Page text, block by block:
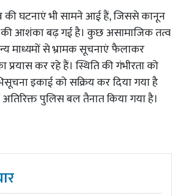
की घटनाएं भी सामने आई हैं, जिससे कानून
की आशंका बढ़ गई है। कुछ असामाजिक तत्व
माध्यमों से भ्रामक सूचनाएं फैलाकर
प्रयास कर रहे हैं। स्थिति की गंभीरता को
इकाई को सक्रिय कर दिया गया है
अतिरिक्त पुलिस बल तैनात किया गया है।